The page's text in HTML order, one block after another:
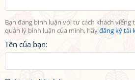
Bạn đang bình luận với tư cách khách viếng
quản lý bình luận của mình, hãyđăng ký tài
Tên của bạn: